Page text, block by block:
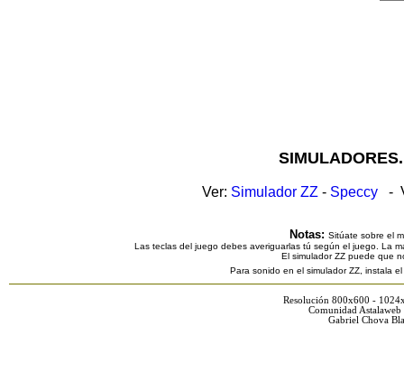
Ver: Simulador ZZ - Speccy -
Notas: Sitúate sobre el
Las teclas del juego debes averiguarlas tú según el juego. La
El simulador ZZ puede que
Para sonido en el simulador ZZ, instala
Resolución 800x600 -
Comunidad
Gabriel Chova